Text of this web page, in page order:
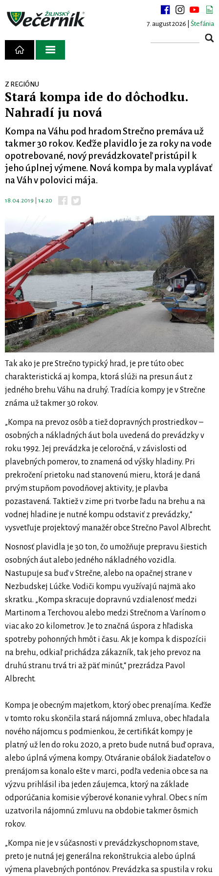
7. august 2026 | Štefánia
Z REGIÓNU
Stará kompa ide do dôchodku.
Nahradí ju nová
Kompa na Váhu pod hradom Strečno premáva už
takmer 30 rokov. Keďže plavidlo je za roky na vode
opotrebované, nový prevádzkovateľ pristúpil k
jeho úplnej výmene. Nová kompa by mala vyplávať
na Váh v polovici mája.
18.04.2019 | 14:20
Tak ako je pre Strečno typický hrad, je pre túto obec
charakteristická aj kompa, ktorá slúži na presun áut z
jedného brehu Váhu na druhý. Tradícia kompy je v Strečne
známa už takmer 30 rokov.
„Kompa na prevoz osôb a tiež dopravných prostriedkov –
osobných a nákladných áut bola uvedená do prevádzky v
roku 1992. Jej prevádzka je celoročná, v závislosti od
plavebných pomerov, to znamená od výšky hladiny. Pri
prekročení prietoku nad stanovenú mieru, ktorá je daná
prvým stupňom povodňovej aktivity, je plavba
pozastavená. Taktiež v zime pri tvorbe ľadu na brehu a na
vodnej hladine je nutné kompu odstaviť z prevádzky,“
vysvetľuje projektový manažér obce Strečno Pavol Albrecht.
Nosnosť plavidla je 30 ton, čo umožňuje prepravu šiestich
osobných áut alebo jedného nákladného vozidla.
Nastupuje sa buď v Strečne, alebo na opačnej strane v
Nezbudskej Lúčke. Vodiči kompu využívajú najmä ako
skratku. „Kompa skracuje dopravnú vzdialenosť medzi
Martinom a Terchovou alebo medzi Strečnom a Varínom o
viac ako 20 kilometrov. Je to značná úspora z hľadiska
spotreby pohonných hmôt i času. Ak je kompa k dispozícii
na brehu, odkiaľ prichádza zákazník, tak jeho prevoz na
druhú stranu trvá tri až päť minút,“ prezrádza Pavol
Albrecht.
Kompa je obecným majetkom, ktorý obec prenajíma. Keďže
v tomto roku skončila stará nájomná zmluva, obec hľadala
nového nájomcu s podmienkou, že certifikát kompy je
platný už len do roku 2020, a preto bude nutná buď oprava,
alebo úplná výmena kompy. Otváranie obálok žiadateľov o
prenájom sa konalo ešte v marci, podľa vedenia obce sa na
výzvu prihlásil iba jeden záujemca, ktorý na základe
odporúčania komisie výberové konanie vyhral. Obec s ním
uzatvorila nájomnú zmluvu na obdobie takmer ôsmich
rokov.
„Kompa nie je v súčasnosti v prevádzkyschopnom stave,
preto je nutná jej generálna rekonštrukcia alebo úplná
výmena plavebných pontónov. Prevádzka sa spustila v roku